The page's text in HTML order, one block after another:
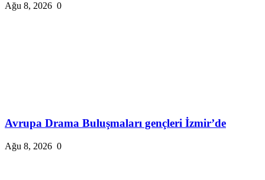
Ağu 8, 2026 0
Avrupa Drama Buluşmaları gençleri İzmir’de
Ağu 8, 2026 0